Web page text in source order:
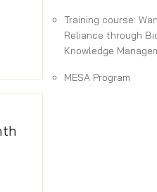
Training course:
Reliance through
Knowledge
MESA Program